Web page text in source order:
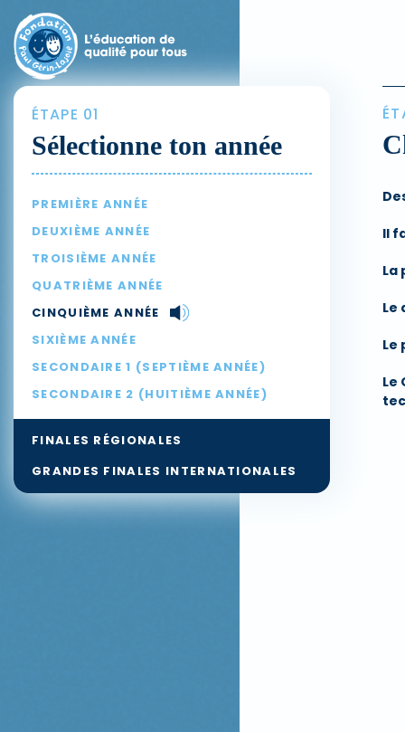
ÉTAPE 01
Sélectionne ton année
PREMIÈRE ANNÉE
DEUXIÈME ANNÉE
TROISIÈME ANNÉE
QUATRIÈME ANNÉE
CINQUIÈME ANNÉE
SIXIÈME ANNÉE
SECONDAIRE 1 (SEPTIÈME ANNÉE)
SECONDAIRE 2 (HUITIÈME ANNÉE)
FINALES RÉGIONALES
GRANDES FINALES INTERNATIONALES
Il
La
Le
Le
Le